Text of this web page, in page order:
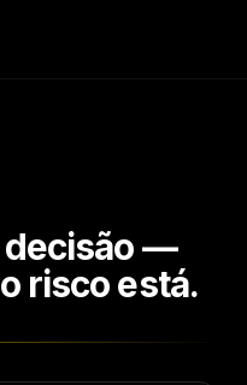
decisão —
risco está.